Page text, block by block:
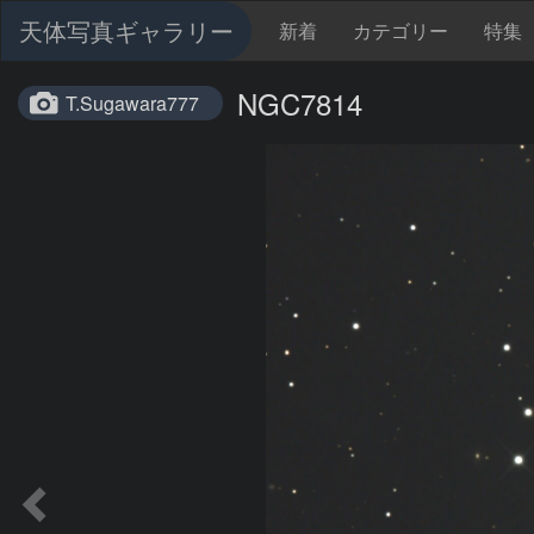
天体写真ギャラリー 新着 カテゴリー 特集
T.Sugawara777 NGC7814